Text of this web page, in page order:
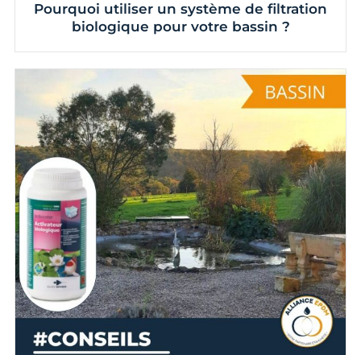
Pourquoi utiliser un système de filtration
biologique pour votre bassin ?